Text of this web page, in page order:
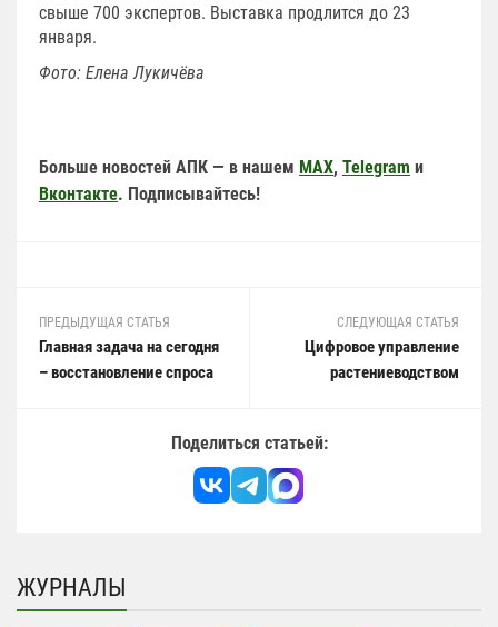
свыше 700 экспертов. Выставка продлится до 23
января.
Фото: Елена Лукичёва
Больше новостей АПК — в нашем MAX, Telegram и
Вконтакте. Подписывайтесь!
ПРЕДЫДУЩАЯ СТАТЬЯ
Главная задача на сегодня
– восстановление спроса
СЛЕДУЮЩАЯ СТАТЬЯ
Цифровое управление
растениеводством
Поделиться статьей:
ЖУРНАЛЫ